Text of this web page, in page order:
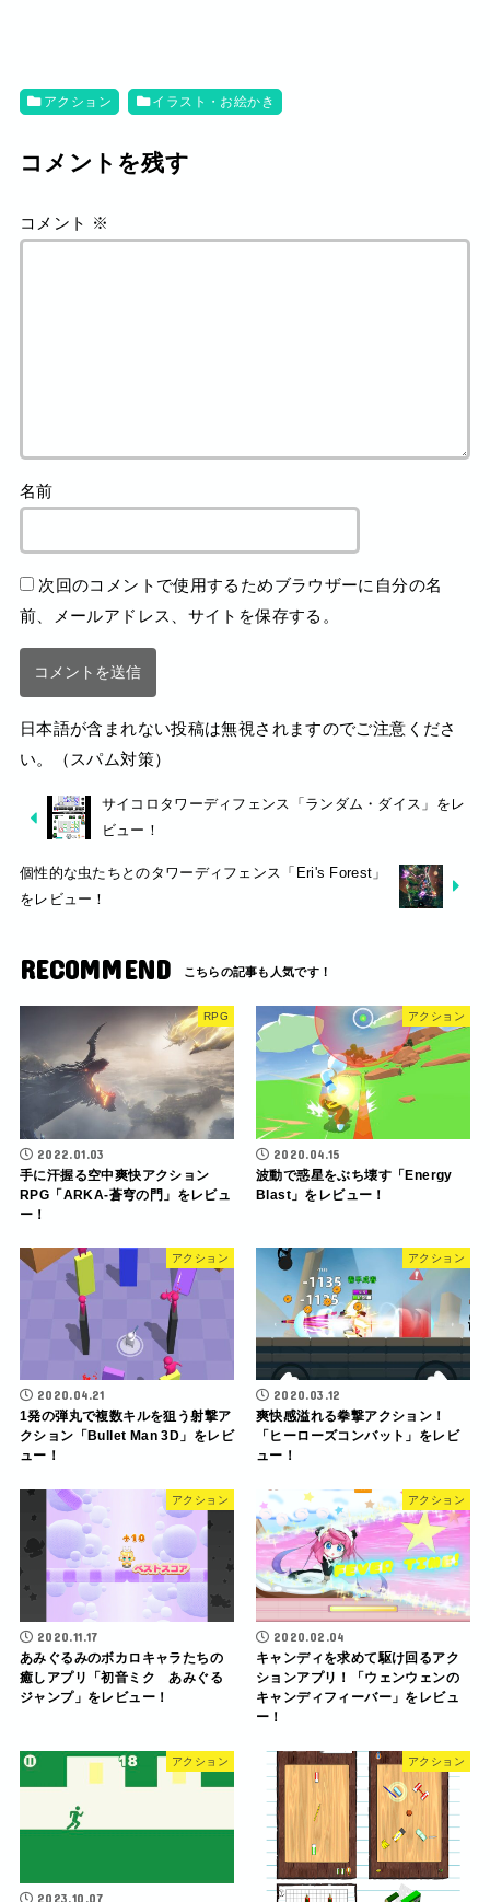
アクション イラスト・お絵かき
コメントを残す
コメント ※
名前
次回のコメントで使用するためブラウザーに自分の名
前、メールアドレス、サイトを保存する。
日本語が含まれない投稿は無視されますのでご注意くださ
い。（スパム対策）
サイコロタワーディフェンス「ランダム・ダイス」をレ
ビュー！
個性的な虫たちとのタワーディフェンス「Eri's Forest」
をレビュー！
RECOMMEND
RPG
2022.01.03
手に汗握る空中爽快アクション
RPG「ARKA-蒼穹の門」をレビュ
ー！
アクション
2020.04.15
波動で惑星をぶち壊す「Energy
Blast」をレビュー！
アクション
2020.04.21
1発の弾丸で複数キルを狙う射撃ア
クション「Bullet Man 3D」をレビ
ュー！
アクション
2020.03.12
爽快感溢れる拳撃アクション！
「ヒーローズコンバット」をレビ
ュー！
アクション
2020.11.17
あみぐるみのボカロキャラたちの
癒しアプリ「初音ミク あみぐる
ジャンプ」をレビュー！
アクション
2020.02.04
キャンディを求めて駆け回るアク
ションアプリ！「ウェンウェンの
キャンディフィーバー」をレビュ
ー！
アクション
2023.10.07
アクション